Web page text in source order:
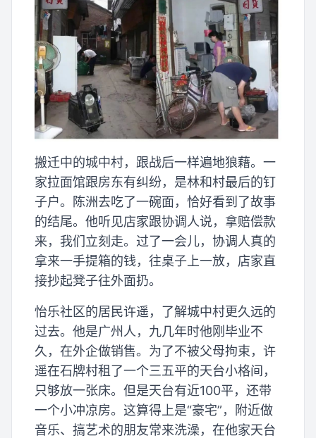
搬迁中的城中村，跟战后一样遍地狼藉。一
家拉面馆跟房东有纠纷，是林和村最后的钉
子户。陈洲去吃了一碗面，恰好看到了故事
的结尾。他听见店家跟协调人说，拿赔偿款
来，我们立刻走。过了一会儿，协调人真的
拿来一手提箱的钱，往桌子上一放，店家直
接抄起凳子往外面扔。
怡乐社区的居民许遥，了解城中村更久远的
过去。他是广州人，九几年时他刚毕业不
久，在外企做销售。为了不被父母拘束，许
遥在石牌村租了一个三五平的天台小格间，
只够放一张床。但是天台有近100平，还带
一个小冲凉房。这算得上是“豪宅”，附近做
音乐、搞艺术的朋友常来洗澡，在他家天台